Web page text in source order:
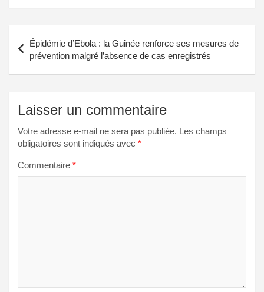
de
l’article
Épidémie d’Ebola : la Guinée renforce ses mesures de
prévention malgré l’absence de cas enregistrés
Laisser un commentaire
Votre adresse e-mail ne sera pas publiée. Les champs
obligatoires sont indiqués avec *
Commentaire *